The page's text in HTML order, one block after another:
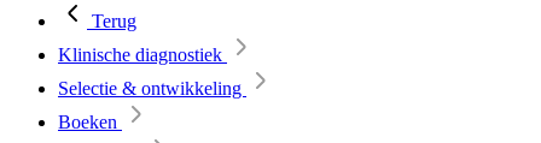
Terug
Klinische diagnostiek
Selectie & ontwikkeling
Boeken